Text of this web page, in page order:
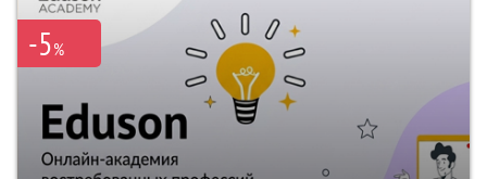
-5%